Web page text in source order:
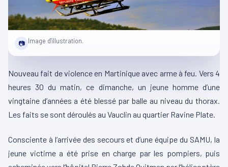
📷 Image d'illustration.
Nouveau fait de violence en Martinique avec arme à feu. Vers 4
heures 30 du matin, ce dimanche, un jeune homme d’une
vingtaine d’années a été blessé par balle au niveau du thorax.
Les faits se sont déroulés au Vauclin au quartier Ravine Plate.
Consciente à l’arrivée des secours et d’une équipe du SAMU, la
jeune victime a été prise en charge par les pompiers, puis